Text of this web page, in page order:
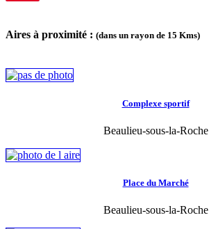
Aires à proximité : (dans un rayon de 15 Kms)
Complexe sportif
Beaulieu-sous-la-Roche
Place du Marché
Beaulieu-sous-la-Roche